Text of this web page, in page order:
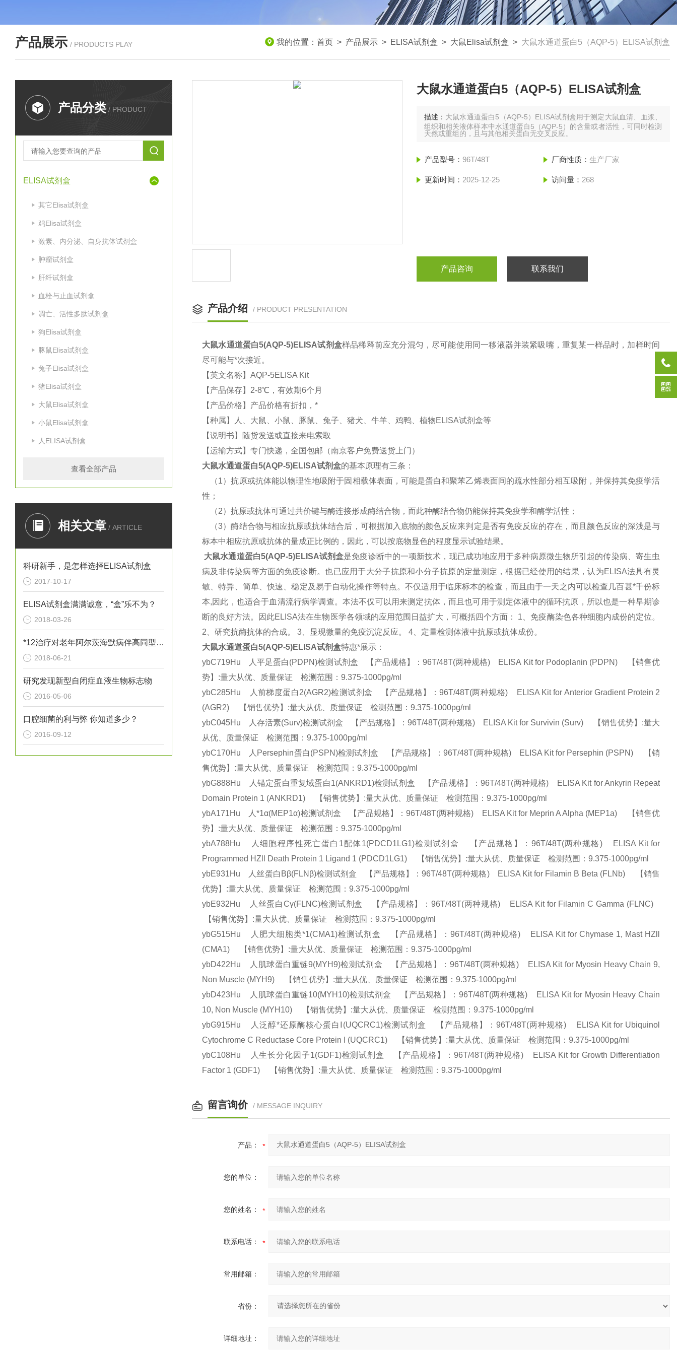
产品展示 / PRODUCTS PLAY 我的位置： 首页 > 产品展示 > ELISA试剂盒 > 大鼠Elisa试剂盒 > 大鼠水通道蛋白5（AQP-5）ELISA试剂盒
产品分类 / PRODUCT
ELISA试剂盒
其它Elisa试剂盒
鸡Elisa试剂盒
激素、内分泌、自身抗体试剂盒
肿瘤试剂盒
肝纤试剂盒
血栓与止血试剂盒
凋亡、活性多肽试剂盒
狗Elisa试剂盒
豚鼠Elisa试剂盒
兔子Elisa试剂盒
猪Elisa试剂盒
大鼠Elisa试剂盒
小鼠Elisa试剂盒
人ELISA试剂盒
查看全部产品
相关文章 / ARTICLE
科研新手，是怎样选择ELISA试剂盒
2017-10-17
ELISA试剂盒满满诚意，“盒”乐不为？
2018-03-26
*12治疗对老年阿尔茨海默病伴高同型半胱胺酸血症患者血清炎性因子
2018-06-21
研究发现新型自闭症血液生物标志物
2016-05-06
口腔细菌的利与弊 你知道多少？
2016-09-12
大鼠水通道蛋白5（AQP-5）ELISA试剂盒
描述： 大鼠水通道蛋白5（AQP-5）ELISA试剂盒用于测定大鼠血清、血浆、
组织和相关液体样本中水通道蛋白5（AQP-5）的含量或者活性，可同时检测
天然或重组的，且与其他相关蛋白无交叉反应。
产品型号： 96T/48T 厂商性质： 生产厂家
更新时间： 2025-12-25 访问量： 268
产品咨询 联系我们
产品介绍 / PRODUCT PRESENTATION
大鼠水通道蛋白5(AQP-5)ELISA试剂盒样品稀释前应充分混匀，尽可能使用同一移液器并装紧吸嘴，重复某一样品时，加样时间
尽可能与*次接近。
【英文名称】 AQP-5ELISA Kit
【产品保存】 2-8℃，有效期6个月
【产品价格】产品价格有折扣，*
【种属】人、大鼠、小鼠、豚鼠、兔子、猪犬、牛羊、鸡鸭、植物ELISA试剂盒等
【说明书】随货发送或直接来电索取
【运输方式】专门快递，全国包邮（南京客户免费送货上门）
大鼠水通道蛋白5(AQP-5)ELISA试剂盒的基本原理有三条：
（1）抗原或抗体能以物理性地吸附于固相载体表面，可能是蛋白和聚苯乙烯表面间的疏水性部分相互吸附，并保持其免疫学活
性；
（2）抗原或抗体可通过共价键与酶连接形成酶结合物，而此种酶结合物仍能保持其免疫学和酶学活性；
（3）酶结合物与相应抗原或抗体结合后，可根据加入底物的颜色反应来判定是否有免疫反应的存在，而且颜色反应的深浅是与
标本中相应抗原或抗体的量成正比例的，因此，可以按底物显色的程度显示试验结果。
大鼠水通道蛋白5(AQP-5)ELISA试剂盒是免疫诊断中的一项新技术，现已成功地应用于多种病原微生物所引起的传染病、寄生虫
病及非传染病等方面的免疫诊断。也已应用于大分子抗原和小分子抗原的定量测定，根据已经使用的结果，认为ELISA法具有灵
敏、特异、简单、快速、稳定及易于自动化操作等特点。不仅适用于临床标本的检查，而且由于一天之内可以检查几百甚*千份标
本,因此，也适合于血清流行病学调查。本法不仅可以用来测定抗体，而且也可用于测定体液中的循环抗原，所以也是一种早期诊
断的良好方法。因此ELISA法在生物医学各领域的应用范围日益扩大，可概括四个方面： 1 、免疫酶染色各种细胞内成份的定位。
2 、研究抗酶抗体的合成。 3 、显现微量的免疫沉淀反应。 4 、定量检测体液中抗原或抗体成份。
大鼠水通道蛋白5(AQP-5)ELISA试剂盒特惠*展示：
ybC719Hu 人平足蛋白(PDPN)检测试剂盒 【产品规格】：96T/48T(两种规格) ELISA Kit for Podoplanin (PDPN) 【销售优
势】:量大从优、质量保证 检测范围：9.375-1000pg/ml
ybC285Hu 人前梯度蛋白2(AGR2)检测试剂盒 【产品规格】：96T/48T(两种规格) ELISA Kit for Anterior Gradient Protein 2
(AGR2) 【销售优势】:量大从优、质量保证 检测范围：9.375-1000pg/ml
ybC045Hu 人存活素(Surv)检测试剂盒 【产品规格】：96T/48T(两种规格) ELISA Kit for Survivin (Surv) 【销售优势】:量大
从优、质量保证 检测范围：9.375-1000pg/ml
ybC170Hu 人Persephin蛋白(PSPN)检测试剂盒 【产品规格】：96T/48T(两种规格) ELISA Kit for Persephin (PSPN) 【销
售优势】:量大从优、质量保证 检测范围：9.375-1000pg/ml
ybG888Hu 人锚定蛋白重复域蛋白1(ANKRD1)检测试剂盒 【产品规格】：96T/48T(两种规格) ELISA Kit for Ankyrin Repeat
Domain Protein 1 (ANKRD1) 【销售优势】:量大从优、质量保证 检测范围：9.375-1000pg/ml
ybA171Hu 人*1α(MEP1α)检测试剂盒 【产品规格】：96T/48T(两种规格) ELISA Kit for Meprin A Alpha (MEP1a) 【销售优
势】:量大从优、质量保证 检测范围：9.375-1000pg/ml
ybA788Hu 人细胞程序性死亡蛋白1配体1(PDCD1LG1)检测试剂盒 【产品规格】：96T/48T(两种规格) ELISA Kit for
Programmed HZll Death Protein 1 Ligand 1 (PDCD1LG1) 【销售优势】:量大从优、质量保证 检测范围：9.375-1000pg/ml
ybE931Hu 人丝蛋白Bβ(FLNβ)检测试剂盒 【产品规格】：96T/48T(两种规格) ELISA Kit for Filamin B Beta (FLNb) 【销售
优势】:量大从优、质量保证 检测范围：9.375-1000pg/ml
ybE932Hu 人丝蛋白Cγ(FLNC)检测试剂盒 【产品规格】：96T/48T(两种规格) ELISA Kit for Filamin C Gamma (FLNC)
【销售优势】:量大从优、质量保证 检测范围：9.375-1000pg/ml
ybG515Hu 人肥大细胞类*1(CMA1)检测试剂盒 【产品规格】：96T/48T(两种规格) ELISA Kit for Chymase 1, Mast HZll
(CMA1) 【销售优势】:量大从优、质量保证 检测范围：9.375-1000pg/ml
ybD422Hu 人肌球蛋白重链9(MYH9)检测试剂盒 【产品规格】：96T/48T(两种规格) ELISA Kit for Myosin Heavy Chain 9,
Non Muscle (MYH9) 【销售优势】:量大从优、质量保证 检测范围：9.375-1000pg/ml
ybD423Hu 人肌球蛋白重链10(MYH10)检测试剂盒 【产品规格】：96T/48T(两种规格) ELISA Kit for Myosin Heavy Chain
10, Non Muscle (MYH10) 【销售优势】:量大从优、质量保证 检测范围：9.375-1000pg/ml
ybG915Hu 人泛醇*还原酶核心蛋白Ⅰ(UQCRC1)检测试剂盒 【产品规格】：96T/48T(两种规格) ELISA Kit for Ubiquinol
Cytochrome C Reductase Core Protein I (UQCRC1) 【销售优势】:量大从优、质量保证 检测范围：9.375-1000pg/ml
ybC108Hu 人生长分化因子1(GDF1)检测试剂盒 【产品规格】：96T/48T(两种规格) ELISA Kit for Growth Differentiation
Factor 1 (GDF1) 【销售优势】:量大从优、质量保证 检测范围：9.375-1000pg/ml
留言询价 / MESSAGE INQUIRY
产品：
您的单位：
您的姓名：
联系电话：
常用邮箱：
省份：
详细地址：